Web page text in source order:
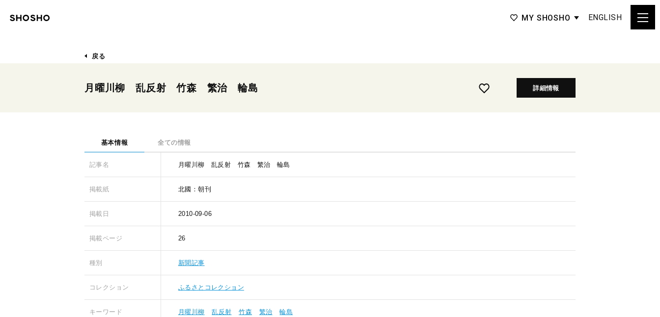
MY SHOSHO ENGLISH
戻る
月曜川柳 乱反射 竹森 繁治 輪島 詳細情報
基本情報 全ての情報
記事名 月曜川柳 乱反射 竹森 繁治 輪島
掲載紙 北國：朝刊
掲載日 2010-09-06
掲載ページ 26
種別 新聞記事
コレクション ふるさとコレクション
キーワード 月曜川柳 乱反射 竹森 繁治 輪島